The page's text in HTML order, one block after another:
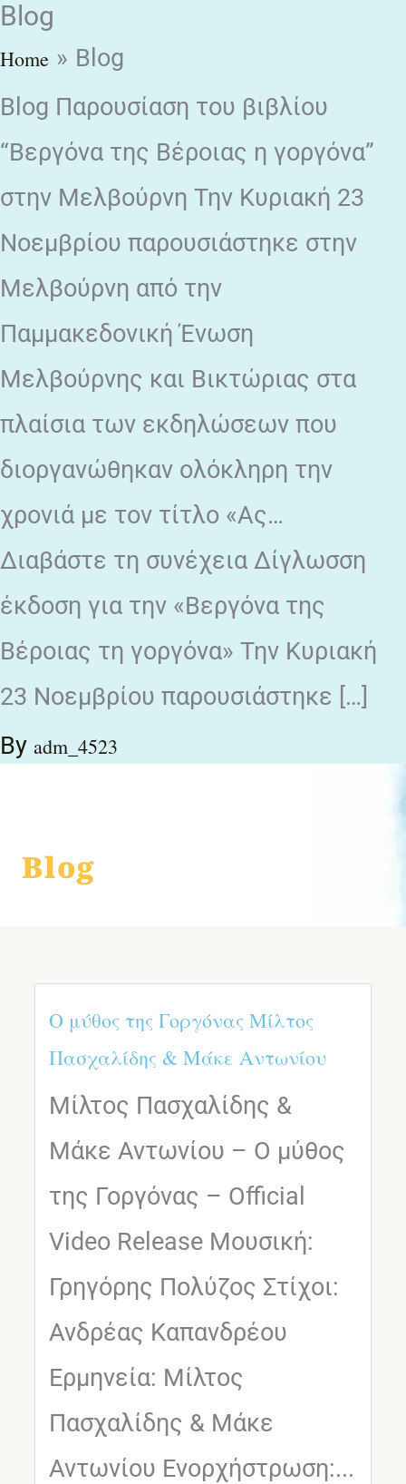
Skip
to
content
Blog
Home
Blog
Blog Παρουσίαση του βιβλίου
“Βεργόνα της Βέροιας η γοργόνα”
στην Μελβούρνη Την Κυριακή 23
Νοεμβρίου παρουσιάστηκε στην
Μελβούρνη από την
Παμμακεδονική Ένωση
Μελβούρνης και Βικτώριας στα
πλαίσια των εκδηλώσεων που
διοργανώθηκαν ολόκληρη την
χρονιά με τον τίτλο «Ας…
Διαβάστε τη συνέχεια Δίγλωσση
έκδοση για την «Βεργόνα της
Βέροιας τη γοργόνα» Την Κυριακή
23 Νοεμβρίου παρουσιάστηκε […]
By adm_4523
Blog
Ο μύθος της Γοργόνας Μίλτος
Πασχαλίδης & Μάκε Αντωνίου
Μίλτος Πασχαλίδης &
Μάκε Αντωνίου – Ο μύθος
της Γοργόνας – Official
Video Release Μουσική:
Γρηγόρης Πολύζος Στίχοι:
Ανδρέας Καπανδρέου
Ερμηνεία: Μίλτος
Πασχαλίδης & Μάκε
Αντωνίου Ενορχήστρωση:...